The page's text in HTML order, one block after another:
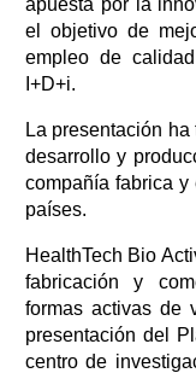
apuesta por la
el objetivo de
empleo de
I+D+i.
La presentación
desarrollo y
compañía fabrica y
países.
HealthTech Bio
fabricación y
formas activas de
presentación del
centro de